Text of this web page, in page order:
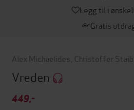
Legg til i
Gratis
Alex Michaelides Christoffer Staib
Vreden
449,-